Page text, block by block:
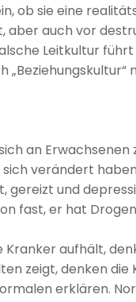
ob sie eine
auch vor
Leitkultur
an
verändert
gereizt und
fast, er hat
aufhält,
zeigt, denken
erklären.